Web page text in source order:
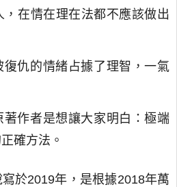
在情在理在法都不應該做出
復仇的情緒占據了理智，一氣
作者是想讓大家明白：極端
確方法。
寫於2019年，是根據2018年萬